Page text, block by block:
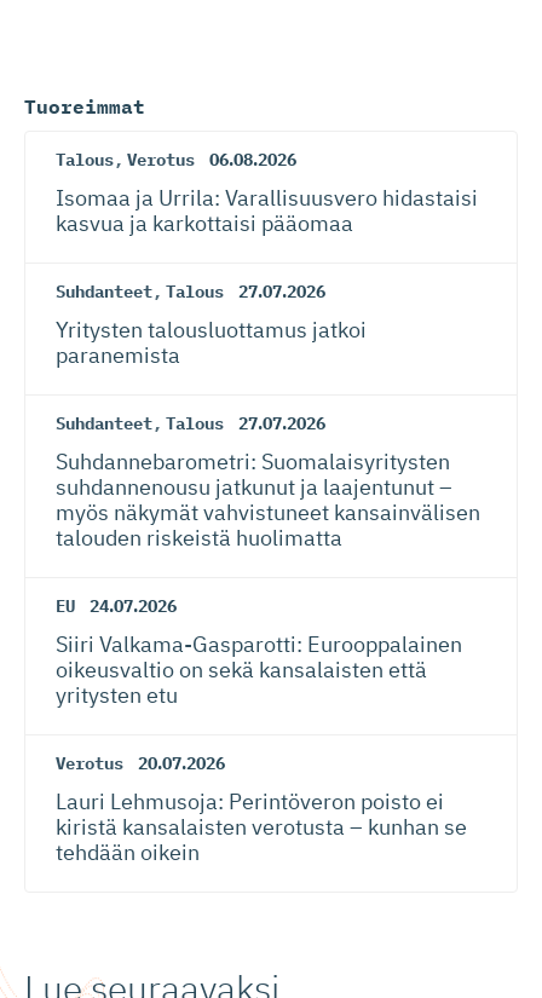
Tuoreimmat
Talous, Verotus 06.08.2026
Isomaa ja Urrila: Varallisuusvero hidastaisi
kasvua ja karkottaisi pääomaa
Suhdanteet, Talous 27.07.2026
Yritysten talousluottamus jatkoi
paranemista
Suhdanteet, Talous 27.07.2026
Suhdanneba­ro­metri: Suomalaisy­ri­tysten
suhdannenousu jatkunut ja laajentunut –
myös näkymät vahvistuneet kansainvälisen
talouden riskeistä huolimatta
EU 24.07.2026
Siiri Valkama-Gas­pa­rotti: Eurooppalainen
oikeusvaltio on sekä kansalaisten että
yritysten etu
Verotus 20.07.2026
Lauri Lehmusoja: Perintöveron poisto ei
kiristä kansalaisten verotusta – kunhan se
tehdään oikein
Lue seuraavaksi